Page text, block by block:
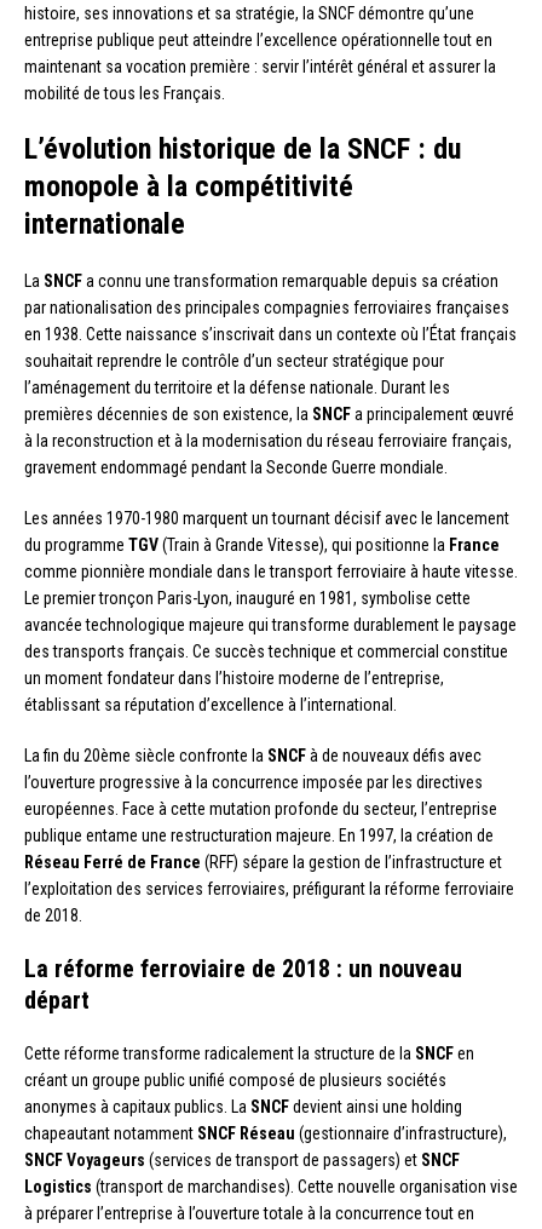
histoire, ses innovations et sa stratégie, la SNCF démontre qu’une
entreprise publique peut atteindre l’excellence opérationnelle tout en
maintenant sa vocation première : servir l’intérêt général et assurer la
mobilité de tous les Français.
L’évolution historique de la SNCF : du
monopole à la compétitivité
internationale
La SNCFa connu une transformation remarquable depuis sa création
par nationalisation des principales compagnies ferroviaires françaises
en 1938. Cette naissance s’inscrivait dans un contexte où l’État français
souhaitait reprendre le contrôle d’un secteur stratégique pour
l’aménagement du territoire et la défense nationale. Durant les
premières décennies de son existence, la SNCFa principalement œuvré
à la reconstruction et à la modernisation du réseau ferroviaire français,
gravement endommagé pendant la Seconde Guerre mondiale.
Les années 1970-1980 marquent un tournant décisif avec le lancement
du programme TGV(Train à Grande Vitesse), qui positionne la France
comme pionnière mondiale dans le transport ferroviaire à haute vitesse.
Le premier tronçon Paris-Lyon, inauguré en 1981, symbolise cette
avancée technologique majeure qui transforme durablement le paysage
des transports français. Ce succès technique et commercial constitue
un moment fondateur dans l’histoire moderne de l’entreprise,
établissant sa réputation d’excellence à l’international.
La fin du 20ème siècle confronte la SNCFà de nouveaux défis avec
l’ouverture progressive à la concurrence imposée par les directives
européennes. Face à cette mutation profonde du secteur, l’entreprise
publique entame une restructuration majeure. En 1997, la création de
Réseau Ferré de France (RFF) sépare la gestion de l’infrastructure et
l’exploitation des services ferroviaires, préfigurant la réforme ferroviaire
de 2018.
La réforme ferroviaire de 2018 : un nouveau
départ
Cette réforme transforme radicalement la structure de la SNCFen
créant un groupe public unifié composé de plusieurs sociétés
anonymes à capitaux publics. La SNCFdevient ainsi une holding
chapeautant notamment SNCF Réseau (gestionnaire d’infrastructure),
SNCF Voyageurs (services de transport de passagers) et SNCF
Logistics (transport de marchandises). Cette nouvelle organisation vise
à préparer l’entreprise à l’ouverture totale à la concurrence tout en